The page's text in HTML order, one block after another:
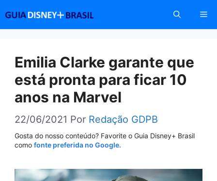
conteúdo
Emilia Clarke garante que
está pronta para ficar 10
anos na Marvel
22/06/2021 Por Redação GDPB
Gosta do nosso conteúdo? Favorite o Guia Disney+ Brasil
como fonte preferida no Google.